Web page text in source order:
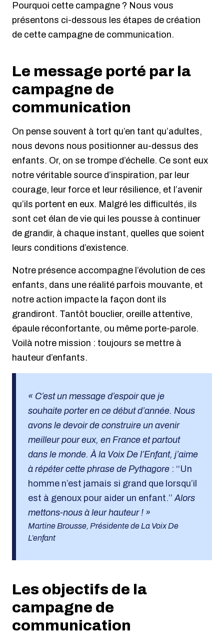
Pourquoi cette campagne ? Nous vous
présentons ci-dessous les étapes de création
de cette campagne de communication.
Le message porté par la
campagne de
communication
On pense souvent à tort qu’en tant qu’adultes,
nous devons nous positionner au-dessus des
enfants. Or, on se trompe d’échelle. Ce sont eux
notre véritable source d’inspiration, par leur
courage, leur force et leur résilience, et l’avenir
qu’ils portent en eux. Malgré les difficultés, ils
sont cet élan de vie qui les pousse à continuer
de grandir, à chaque instant, quelles que soient
leurs conditions d’existence.
Notre présence accompagne l’évolution de ces
enfants, dans une réalité parfois mouvante, et
notre action impacte la façon dont ils
grandiront. Tantôt bouclier, oreille attentive,
épaule réconfortante, ou même porte-parole.
Voilà notre mission : toujours se mettre à
hauteur d’enfants.
« C’est un message d’espoir que je
souhaite porter en ce début d’année. Nous
avons le devoir de construire un avenir
meilleur pour eux, en France et partout
dans le monde. À la Voix De l’Enfant, j’aime
à répéter cette phrase de Pythagore : ‘‘Un
homme n’est jamais si grand que lorsqu’il
est à genoux pour aider un enfant.’’ Alors
mettons-nous à leur hauteur ! »
Martine Brousse, Présidente de La Voix De
L’enfant
Les objectifs de la
campagne de
communication